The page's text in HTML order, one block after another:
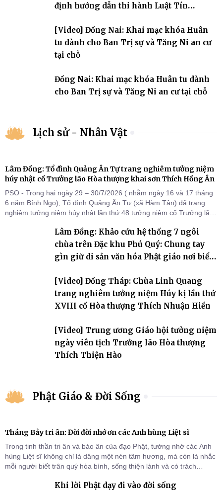
định hướng dẫn thi hành Luật Tín
[Video] Đồng Nai: Khai mạc khóa Huân
tu dành cho Ban Trị sự và Tăng Ni an cư
tại chỗ
Đồng Nai: Khai mạc khóa Huân tu dành
cho Ban Trị sự và Tăng Ni an cư tại chỗ
Lịch sử - Nhân Vật
Lâm Đồng: Tổ đình Quảng Ân Tự trang nghiêm tưởng niệm
húy nhật cố Trưởng lão Hòa thượng khai sơn Thích Hồng Ân
PSO - Trong hai ngày 29 – 30/7/2026 ( nhằm ngày 16 và 17 tháng
6 năm Bính Ngọ), Tổ đình Quảng Ân Tự (xã Hàm Tân) đã trang
nghiêm tưởng niệm húy nhật lần thứ 48 tưởng niệm cố Trưởng lão
Chư Tôn đức Tăng Ni, môn đồ pháp quyến cùng đông đảo thiện tín
Phật tử đã đồng vân tập về đạo tràng, th
Lâm Đồng: Khảo cứu hệ thống 7 ngôi
chùa trên Đặc khu Phú Quý: Chung tay
gìn giữ di sản văn hóa Phật giáo nơi biển
[Video] Đồng Tháp: Chùa Linh Quang
trang nghiêm tưởng niệm Húy kị lần thứ
XVIII cố Hòa thượng Thích Nhuận Hiền
[Video] Trung ương Giáo hội tưởng niệm
ngày viên tịch Trưởng lão Hòa thượng
Thích Thiện Hào
Phật Giáo & Đời Sống
Tháng Bảy tri ân: Đời đời nhớ ơn các Anh hùng Liệt sĩ
Trong tinh thần tri ân và báo ân của đạo Phật, tưởng nhớ các Anh
hùng Liệt sĩ không chỉ là dâng một nén tâm hương, mà còn là nhắc
mỗi người biết trân quý hòa bình, sống thiện lành và có trách
Khi lời Phật dạy đi vào đời sống